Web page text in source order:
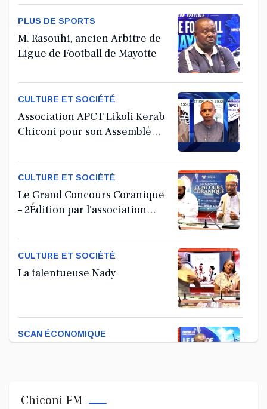
PLUS DE SPORTS
M. Rasouhi, ancien Arbitre de
Ligue de Football de Mayotte
CULTURE ET SOCIÉTÉ
Association APCT Likoli Kerab
Chiconi pour son Assemblée
CULTURE ET SOCIÉTÉ
Le Grand Concours Coranique
– 2Édition par l'association
CULTURE ET SOCIÉTÉ
La talentueuse Nady
SCAN ÉCONOMIQUE
Chiconi FM